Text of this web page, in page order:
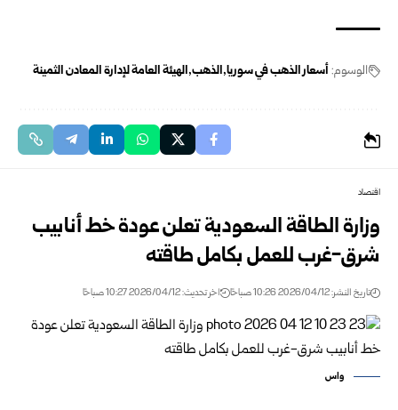
الوسوم: أسعار الذهب في سوريا الذهب الهيئة العامة لإدارة المعادن الثمينة
اقتصاد
وزارة الطاقة السعودية تعلن عودة خط أنابيب
شرق-غرب للعمل بكامل طاقته
تاريخ النشر: 2026/04/12 10:26 صباحًا اخر تحديث: 2026/04/12 10:27 صباحًا
واس